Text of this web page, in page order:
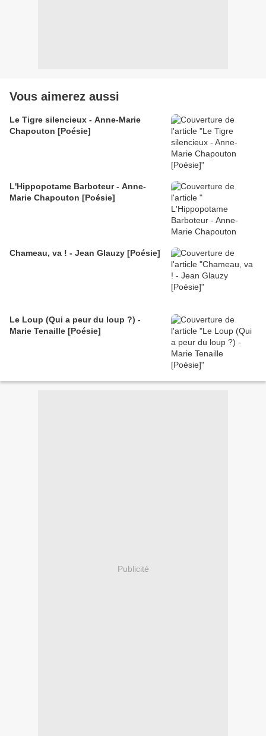
Vous aimerez aussi
Le Tigre silencieux - Anne-Marie
Chapouton [Poésie]
L'Hippopotame Barboteur - Anne-
Marie Chapouton [Poésie]
Chameau, va ! - Jean Glauzy [Poésie]
Le Loup (Qui a peur du loup ?) -
Marie Tenaille [Poésie]
Publicité